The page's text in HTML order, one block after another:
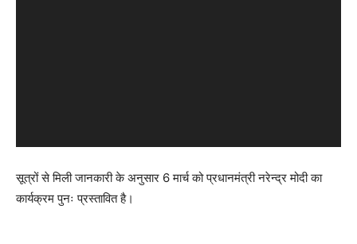
सूत्रों से मिली जानकारी के अनुसार 6 मार्च को प्रधानमंत्री नरेन्द्र मोदी का
कार्यक्रम पुनः प्रस्तावित है।